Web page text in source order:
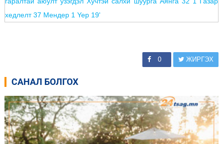
0 ЖИРГЭХ
САНАЛ БОЛГОХ